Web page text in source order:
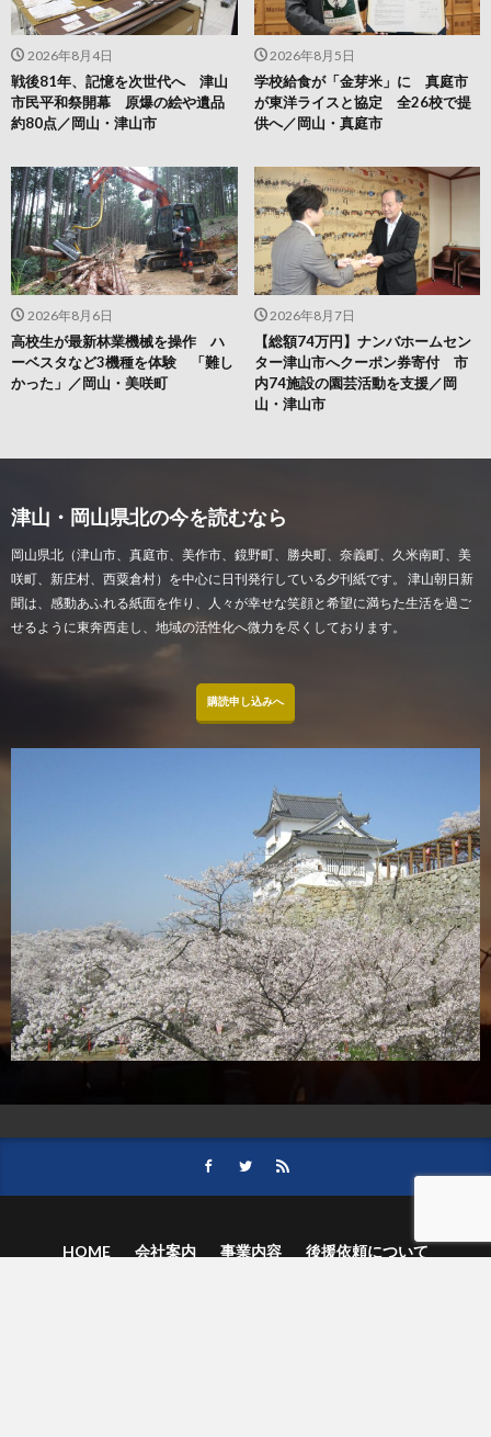
2026年8月7日
【総額74万円】ナンバホームセン
ター津山市へクーポン券寄付 市
内74施設の園芸活動を支援／岡
山・津山市
2026年8月6日
高校生が最新林業機械を操作 ハ
ーベスタなど3機種を体験 「難し
かった」／岡山・美咲町
2026年8月5日
学校給食が「金芽米」に 真庭市
が東洋ライスと協定 全26校で提
供へ／岡山・真庭市
2026年8月4日
戦後81年、記憶を次世代へ 津山
市民平和祭開幕 原爆の絵や遺品
約80点／岡山・津山市
津山・岡山県北の今を読むなら
岡山県北（津山市、真庭市、美作市、鏡野町、勝央町、奈義町、久米南町、美
咲町、新庄村、西粟倉村）を中心に日刊発行している夕刊紙です。 津山朝日新
聞は、感動あふれる紙面を作り、人々が幸せな笑顔と希望に満ちた生活を過ご
せるように東奔西走し、地域の活性化へ微力を尽くしております。
購読申し込みへ
HOME 会社案内 事業内容
後援依頼について